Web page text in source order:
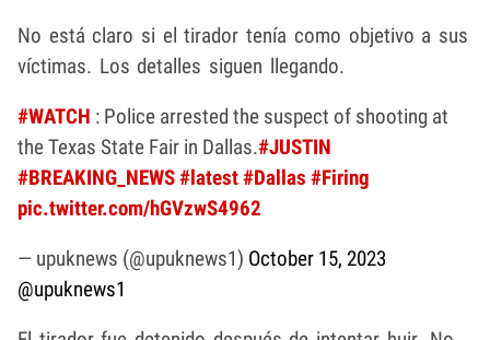
No está claro si el tirador tenía como objetivo a sus
víctimas. Los detalles siguen llegando.
#WATCH : Police arrested the suspect of shooting at
the Texas State Fair in Dallas.#JUSTIN
#BREAKING_NEWS#latest#Dallas #Firing
pic.twitter.com/hGVzwS4962
— upuknews (@upuknews1) October 15, 2023
@upuknews1